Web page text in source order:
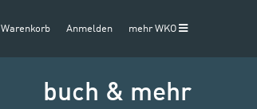
Warenkorb Anmelden mehr WKO
buch & mehr